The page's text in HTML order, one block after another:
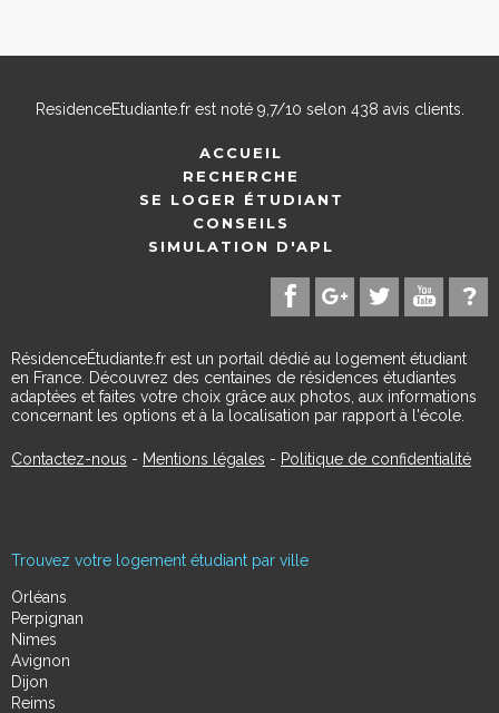
ResidenceEtudiante.frest noté 9,7/10 selon 438 avis clients.
ACCUEIL
RECHERCHE
SE LOGER ÉTUDIANT
CONSEILS
SIMULATION D'APL
RésidenceÉtudiante.fr est un portail dédié au logement étudiant
en France. Découvrez des centaines de résidences étudiantes
adaptées et faites votre choix grâce aux photos, aux informations
concernant les options et à la localisation par rapport à l'école.
Contactez-nous - Mentions légales - Politique de confidentialité
Trouvez votre logement étudiant par ville
Orléans
Perpignan
Nimes
Avignon
Dijon
Reims